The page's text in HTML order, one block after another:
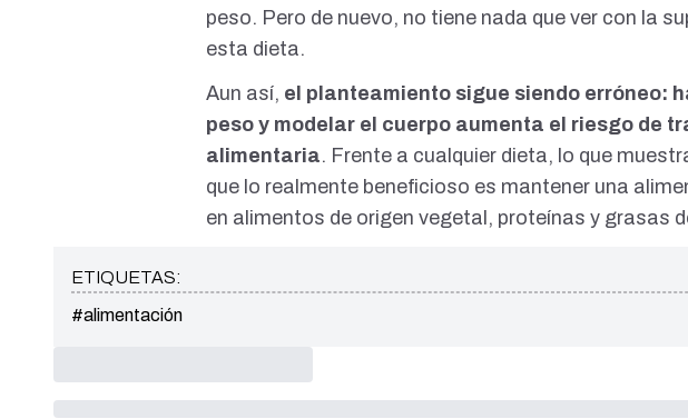
peso. Pero de nuevo, no tiene nada que ver con la
esta dieta.
Aun así, el planteamiento sigue siendo erróneo:
peso y modelar el cuerpo aumenta el riesgo de
alimentaria. Frente a cualquier dieta, lo que
que lo realmente beneficioso es mantener una
en alimentos de origen vegetal, proteínas y grasas
ETIQUETAS:
#alimentación